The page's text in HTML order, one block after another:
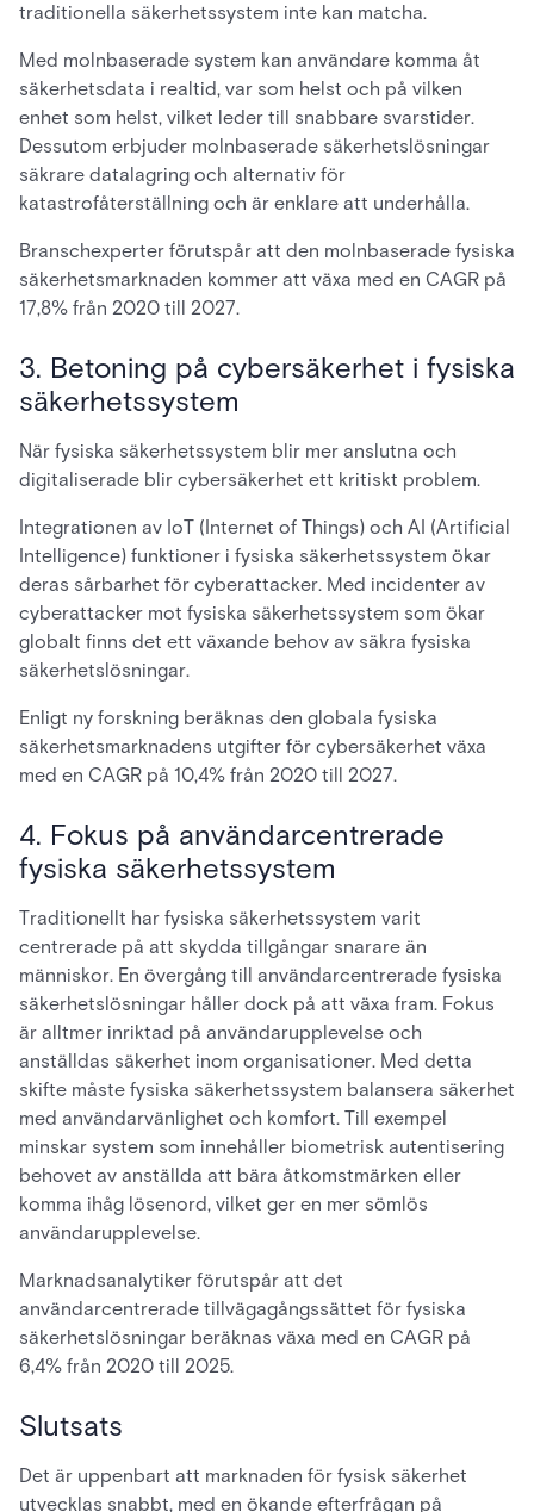
traditionella säkerhetssystem inte kan matcha.
Med molnbaserade system kan användare komma åt
säkerhetsdata i realtid, var som helst och på vilken
enhet som helst, vilket leder till snabbare svarstider.
Dessutom erbjuder molnbaserade säkerhetslösningar
säkrare datalagring och alternativ för
katastrofåterställning och är enklare att underhålla.
Branschexperter förutspår att den molnbaserade fysiska
säkerhetsmarknaden kommer att växa med en CAGR på
17,8% från 2020 till 2027.
3. Betoning på cybersäkerhet i fysiska
säkerhetssystem
När fysiska säkerhetssystem blir mer anslutna och
digitaliserade blir cybersäkerhet ett kritiskt problem.
Integrationen av IoT (Internet of Things) och AI (Artificial
Intelligence) funktioner i fysiska säkerhetssystem ökar
deras sårbarhet för cyberattacker. Med incidenter av
cyberattacker mot fysiska säkerhetssystem som ökar
globalt finns det ett växande behov av säkra fysiska
säkerhetslösningar.
Enligt ny forskning beräknas den globala fysiska
säkerhetsmarknadens utgifter för cybersäkerhet växa
med en CAGR på 10,4% från 2020 till 2027.
4. Fokus på användarcentrerade
fysiska säkerhetssystem
Traditionellt har fysiska säkerhetssystem varit
centrerade på att skydda tillgångar snarare än
människor. En övergång till användarcentrerade fysiska
säkerhetslösningar håller dock på att växa fram. Fokus
är alltmer inriktad på användarupplevelse och
anställdas säkerhet inom organisationer. Med detta
skifte måste fysiska säkerhetssystem balansera säkerhet
med användarvänlighet och komfort. Till exempel
minskar system som innehåller biometrisk autentisering
behovet av anställda att bära åtkomstmärken eller
komma ihåg lösenord, vilket ger en mer sömlös
användarupplevelse.
Marknadsanalytiker förutspår att det
användarcentrerade tillvägagångssättet för fysiska
säkerhetslösningar beräknas växa med en CAGR på
6,4% från 2020 till 2025.
Slutsats
Det är uppenbart att marknaden för fysisk säkerhet
utvecklas snabbt, med en ökande efterfrågan på